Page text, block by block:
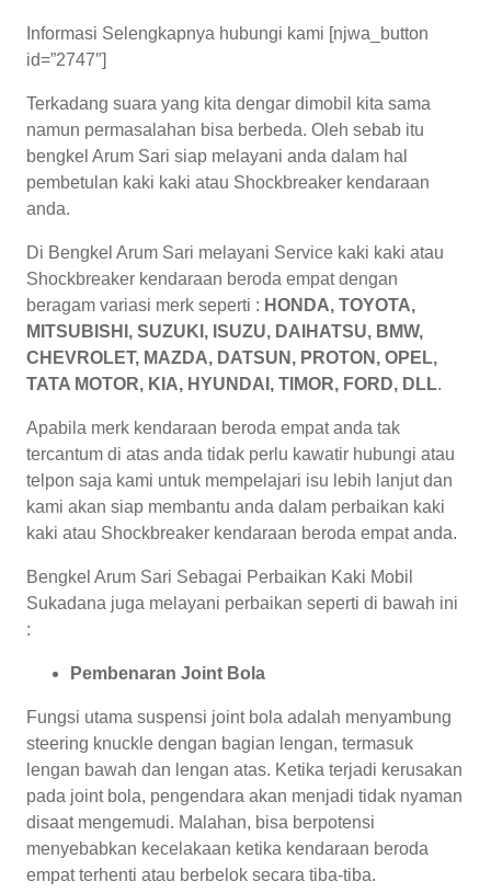
Informasi Selengkapnya hubungi kami [njwa_button
id=”2747″]
Terkadang suara yang kita dengar dimobil kita sama
namun permasalahan bisa berbeda. Oleh sebab itu
bengkel Arum Sari siap melayani anda dalam hal
pembetulan kaki kaki atau Shockbreaker kendaraan
anda.
Di Bengkel Arum Sari melayani Service kaki kaki atau
Shockbreaker kendaraan beroda empat dengan
beragam variasi merk seperti : HONDA, TOYOTA,
MITSUBISHI, SUZUKI, ISUZU, DAIHATSU, BMW,
CHEVROLET, MAZDA, DATSUN, PROTON, OPEL,
TATA MOTOR, KIA, HYUNDAI, TIMOR, FORD, DLL.
Apabila merk kendaraan beroda empat anda tak
tercantum di atas anda tidak perlu kawatir hubungi atau
telpon saja kami untuk mempelajari isu lebih lanjut dan
kami akan siap membantu anda dalam perbaikan kaki
kaki atau Shockbreaker kendaraan beroda empat anda.
Bengkel Arum Sari Sebagai Perbaikan Kaki Mobil
Sukadana juga melayani perbaikan seperti di bawah ini
:
Pembenaran Joint Bola
Fungsi utama suspensi joint bola adalah menyambung
steering knuckle dengan bagian lengan, termasuk
lengan bawah dan lengan atas. Ketika terjadi kerusakan
pada joint bola, pengendara akan menjadi tidak nyaman
disaat mengemudi. Malahan, bisa berpotensi
menyebabkan kecelakaan ketika kendaraan beroda
empat terhenti atau berbelok secara tiba-tiba.